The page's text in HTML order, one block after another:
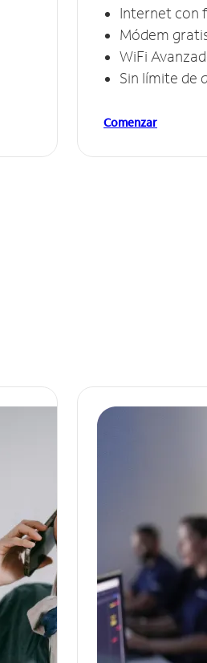
Internet con
Módem
WiFi
Sin límite de
Comenzar